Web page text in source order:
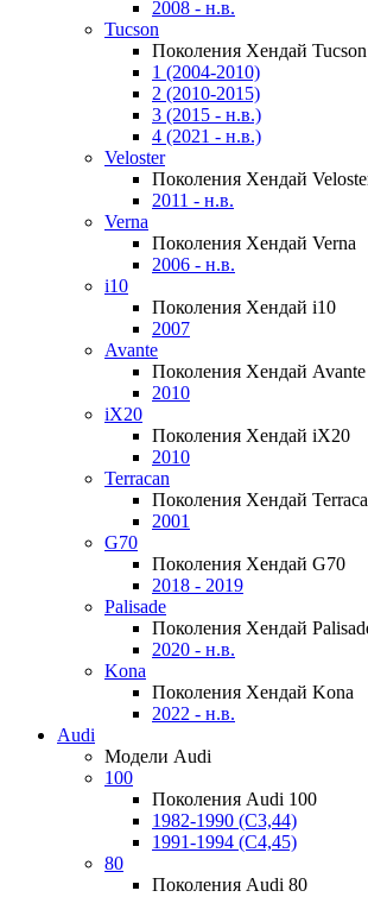
2008 - н.в.
Tucson
Поколения Хендай Tucson
1 (2004-2010)
2 (2010-2015)
3 (2015 - н.в.)
4 (2021 - н.в.)
Veloster
Поколения Хендай
2011 - н.в.
Verna
Поколения Хендай Verna
2006 - н.в.
i10
Поколения Хендай i10
2007
Avante
Поколения Хендай Avante
2010
iX20
Поколения Хендай iX20
2010
Terracan
Поколения Хендай
2001
G70
Поколения Хендай G70
2018 - 2019
Palisade
Поколения Хендай
2020 - н.в.
Kona
Поколения Хендай Kona
2022 - н.в.
Audi
Модели Audi
100
Поколения Audi 100
1982-1990 (С3,44)
1991-1994 (С4,45)
80
Поколения Audi 80